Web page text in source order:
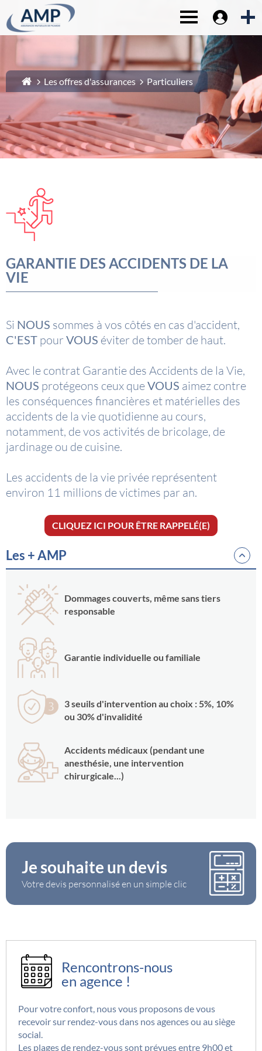
1-
Contenu principal
2-Menu principal
Recherche
Toggle
Les offres d'assurances Particuliers
GARANTIE DES ACCIDENTS DE LA
VIE
Si NOUS sommes à vos côtés en cas d'accident,
C'EST pourVOUS éviter de tomber de haut.
Avec le contrat Garantie des Accidents de la Vie,
NOUS protégeons ceux queVOUS aimez contre
les conséquences financières et matérielles des
accidents de la vie quotidienne au cours,
notamment, de vos activités de bricolage, de
jardinage ou de cuisine.
Les accidents de la vie privée représentent
environ 11 millions de victimes par an.
CLIQUEZ ICI POUR ÊTRE RAPPELÉ(E)
Les + AMP
Dommages couverts, même sans tiers
responsable
Garantie individuelle ou familiale
3 seuils d'intervention au choix : 5%, 10%
ou 30% d'invalidité
Accidents médicaux (pendant une
anesthésie, une intervention
chirurgicale...)
Je souhaite un devis
Votre devis personnalisé en un simple clic
Rencontrons-nous
en agence !
Pour votre confort, nous vous proposons de vous
recevoir sur rendez-vous dans nos agences ou au siège
social.
Les plages de rendez-vous sont prévues entre 9h00 et